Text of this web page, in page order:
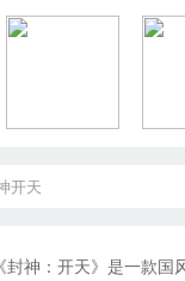
开天
封神：开天》是一款国